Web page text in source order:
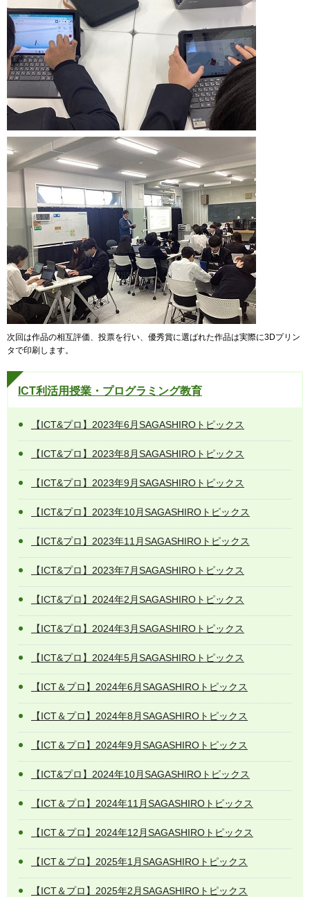
次回は作品の相互評価、投票を行い、優秀賞に選ばれた作品は実際に3Dプリン
タで印刷します。
ICT利活用授業・プログラミング教育
【ICT&プロ】2023年6月SAGASHIROトピックス
【ICT&プロ】2023年8月SAGASHIROトピックス
【ICT&プロ】2023年9月SAGASHIROトピックス
【ICT&プロ】2023年10月SAGASHIROトピックス
【ICT&プロ】2023年11月SAGASHIROトピックス
【ICT&プロ】2023年7月SAGASHIROトピックス
【ICT&プロ】2024年2月SAGASHIROトピックス
【ICT&プロ】2024年3月SAGASHIROトピックス
【ICT&プロ】2024年5月SAGASHIROトピックス
【ICT＆プロ】2024年6月SAGASHIROトピックス
【ICT＆プロ】2024年8月SAGASHIROトピックス
【ICT＆プロ】2024年9月SAGASHIROトピックス
【ICT&プロ】2024年10月SAGASHIROトピックス
【ICT＆プロ】2024年11月SAGASHIROトピックス
【ICT＆プロ】2024年12月SAGASHIROトピックス
【ICT＆プロ】2025年1月SAGASHIROトピックス
【ICT＆プロ】2025年2月SAGASHIROトピックス